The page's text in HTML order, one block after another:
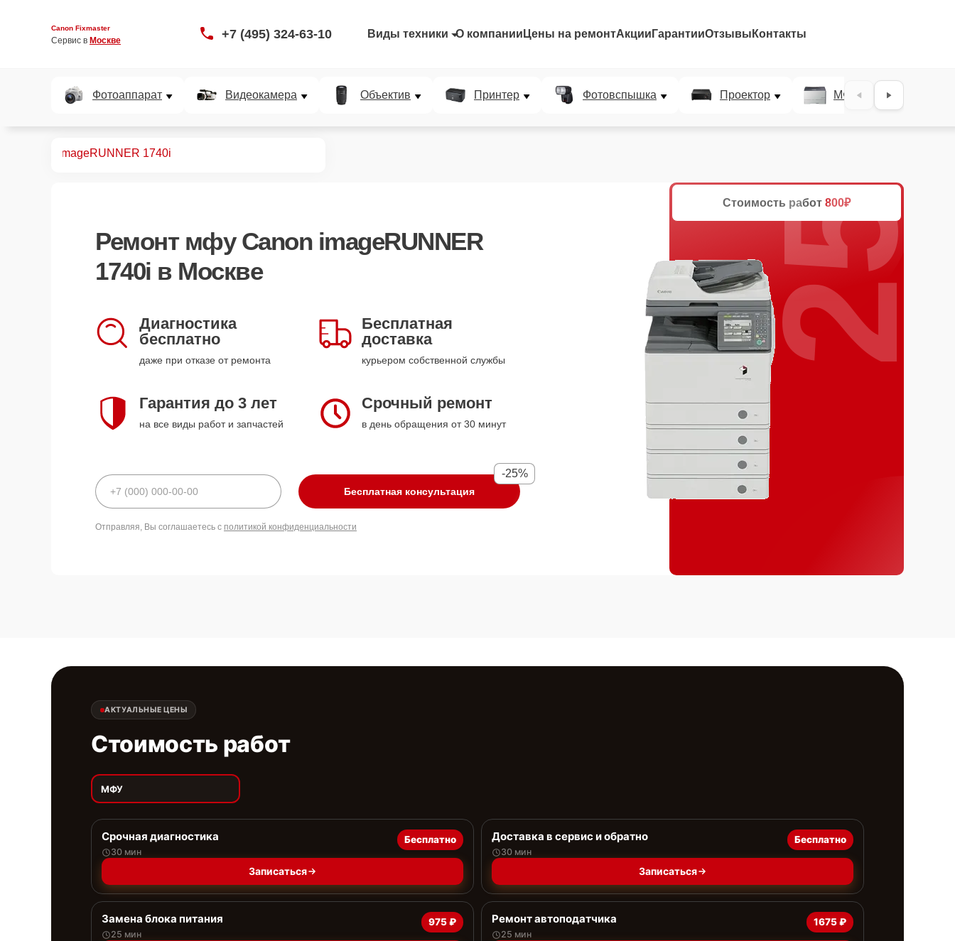
Canon Fixmaster
Сервис в Москве +7 (495) 324-63-10 Виды техники О компании Цены на ремонтАкции ГарантииОтзывы Контакты
Фотоаппарат Видеокамера Объектив Принтер Фотовспышка Проектор МФУ
imageRUNNER 1740i
Ремонт мфу Canon imageRUNNER
1740i в Москве
Диагностика
бесплатно
даже при отказе от ремонта
Бесплатная
доставка
курьером собственной службы
Гарантия до 3 лет
на все виды работ и запчастей
Срочный ремонт
в день обращения от 30 минут
Бесплатная консультация
-25%
Отправляя, Вы соглашаетесь с политикой конфиденциальности
Стоимость работ 800₽
25%
АКТУАЛЬНЫЕ ЦЕНЫ
Стоимость работ
МФУ
Срочная диагностика
30 мин
Бесплатно
Записаться
Доставка в сервис и обратно
30 мин
Бесплатно
Записаться
Замена блока питания
25 мин
975 ₽ Ремонт автоподатчика
25 мин
1675 ₽